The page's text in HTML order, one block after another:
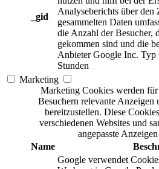
_gid
Analyseberichts über den
gesammelten Daten
die Anzahl der Besucher,
gekommen sind und die
Anbieter Google Inc. Typ
Stunden
Marketing
Marketing Cookies werden
Besuchern relevante Anzeigen
bereitzustellen. Diese
verschiedenen Websites und
angepasste
Name
Google verwendet